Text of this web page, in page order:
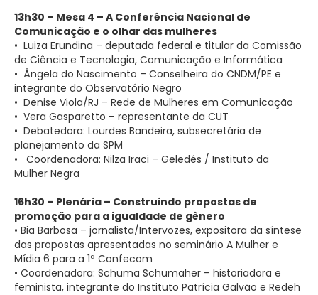
13h30 – Mesa 4 – A Conferência Nacional de
Comunicação e o olhar das mulheres
• Luiza Erundina – deputada federal e titular da Comissão
de Ciência e Tecnologia, Comunicação e Informática
• Ângela do Nascimento – Conselheira do CNDM/PE e
integrante do Observatório Negro
• Denise Viola/RJ – Rede de Mulheres em Comunicação
• Vera Gasparetto – representante da CUT
• Debatedora: Lourdes Bandeira, subsecretária de
planejamento da SPM
• Coordenadora: Nilza Iraci – Geledés / Instituto da
Mulher Negra
16h30 – Plenária – Construindo propostas de
promoção para a igualdade de gênero
• Bia Barbosa – jornalista/Intervozes, expositora da síntese
das propostas apresentadas no seminário A Mulher e
Mídia 6 para a 1ª Confecom
• Coordenadora: Schuma Schumaher – historiadora e
feminista, integrante do Instituto Patrícia Galvão e Redeh